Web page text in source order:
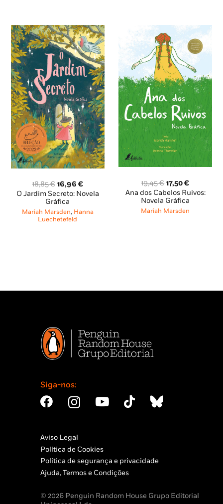
18,85€ O
preço
original
era:
18,85 €.
16,96 €O
preço
é:
O Jardim Secreto: Novela
Gráfica
Mariah Marsden, Hanna
Luechetefeld
19,45€ O
preço
original
era:
17,50€O
preço
atual
é:
Ana dos Cabelos Ruivos:
Novela Gráfica
Mariah Marsden
Siga-nos:
Aviso Legal
Política de Cookies
Política de segurança e privacidade
Ajuda, Termos e Condições
© 2026 Penguin Random House Grupo Editorial